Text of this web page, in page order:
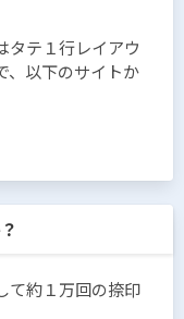
タテ１行レイアウ
、以下のサイトか
て約１万回の捺印